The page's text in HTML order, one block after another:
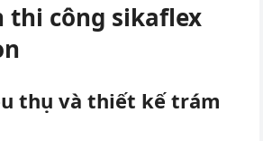
thi công sikaflex
thụ và thiết kế trám